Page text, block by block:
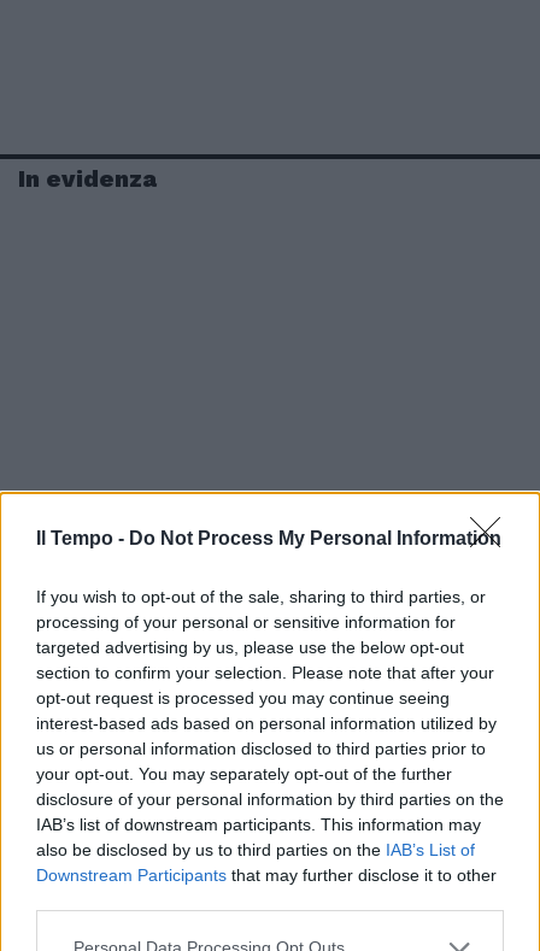
Il Tempo - Do Not Process My Personal Information
If you wish to opt-out of the sale, sharing to third parties, or
processing of your personal or sensitive information for
targeted advertising by us, please use the below opt-out
section to confirm your selection. Please note that after your
opt-out request is processed you may continue seeing
interest-based ads based on personal information utilized by
us or personal information disclosed to third parties prior to
your opt-out. You may separately opt-out of the further
disclosure of your personal information by third parties on the
IAB’s list of downstream participants. This information may
also be disclosed by us to third parties on the IAB’s List of
Downstream Participants that may further disclose it to other
In evidenza